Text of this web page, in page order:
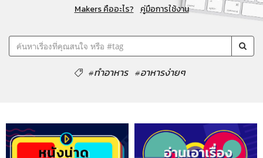
Makers คืออะไร? คู่มือการใช้งาน
#ทำอาหาร #อาหารง่ายๆ